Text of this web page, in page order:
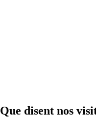
Que disent nos